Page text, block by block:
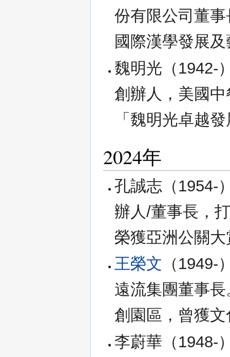
份有限公司董
國際漢學發展
魏明光（1942-
創辦人，美國
「魏明光卓越
2024年
孔誠志（1954-
辦人/董事長，
榮獲亞洲公關
王榮文 （
遠流集團董事
創園區，曾獲
李蔚華（1948-